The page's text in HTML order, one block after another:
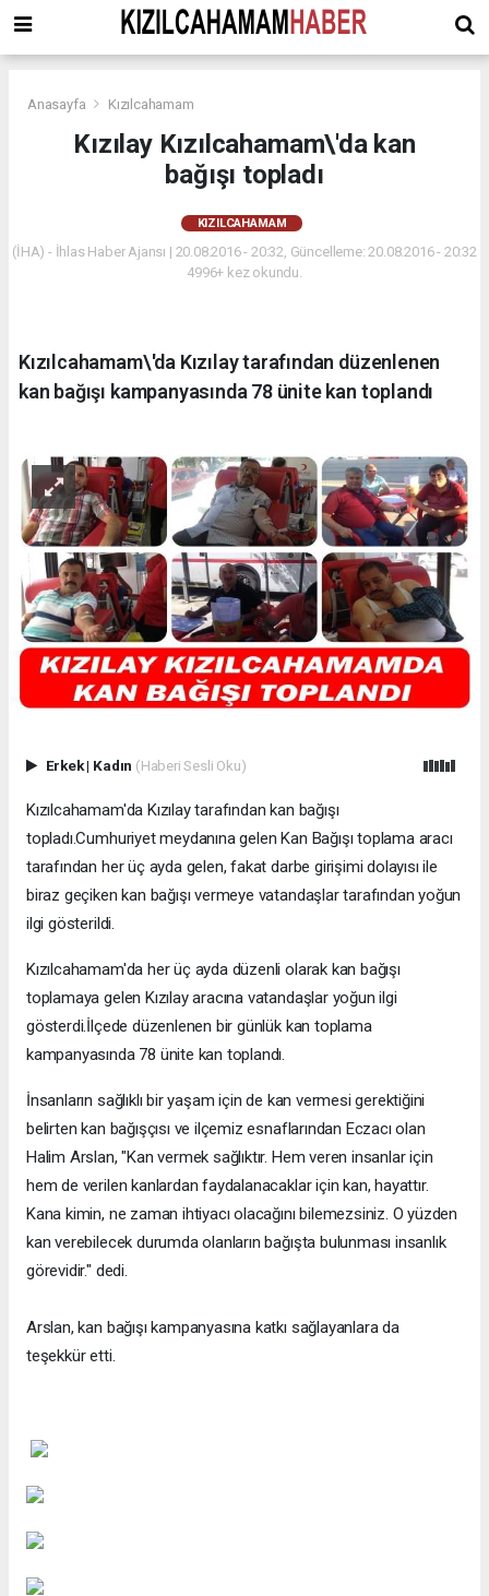
Anasayfa Kızılcahamam
Kızılay Kızılcahamam\'da kan
bağışı topladı
KIZILCAHAMAM
(İHA) - İhlas Haber Ajansı | 20.08.2016 - 20:32, Güncelleme: 20.08.2016 - 20:32
4996+ kez okundu.
Kızılcahamam\'da Kızılay tarafından düzenlenen
kan bağışı kampanyasında 78 ünite kan toplandı
Erkek| Kadın (Haberi Sesli Oku)
Kızılcahamam'da Kızılay tarafından kan bağışı
topladı.Cumhuriyet meydanına gelen Kan Bağışı toplama aracı
tarafından her üç ayda gelen, fakat darbe girişimi dolayısı ile
biraz geçiken kan bağışı vermeye vatandaşlar tarafından yoğun
ilgi gösterildi.
Kızılcahamam'da her üç ayda düzenli olarak kan bağışı
toplamaya gelen Kızılay aracına vatandaşlar yoğun ilgi
gösterdi.İlçede düzenlenen bir günlük kan toplama
kampanyasında 78 ünite kan toplandı.
İnsanların sağlıklı bir yaşam için de kan vermesi gerektiğini
belirten kan bağışçısı ve ilçemiz esnaflarından Eczacı olan
Halim Arslan, "Kan vermek sağlıktır. Hem veren insanlar için
hem de verilen kanlardan faydalanacaklar için kan, hayattır.
Kana kimin, ne zaman ihtiyacı olacağını bilemezsiniz. O yüzden
kan verebilecek durumda olanların bağışta bulunması insanlık
görevidir." dedi.
Arslan, kan bağışı kampanyasına katkı sağlayanlara da
teşekkür etti.